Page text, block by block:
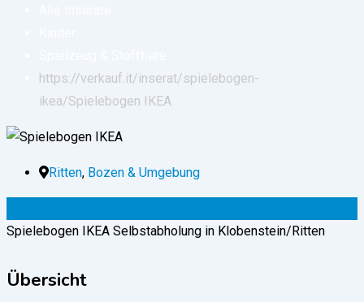
https://verkauf.it/inserat/spielebogen-
ikea/Spielebogen IKEA
Ritten, Bozen & Umgebung
Spielebogen IKEA Selbstabholung in Klobenstein/Ritten
Übersicht